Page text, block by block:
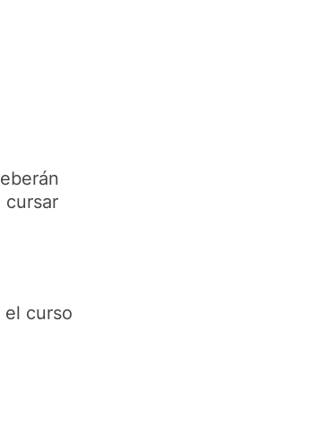
cursar
curso